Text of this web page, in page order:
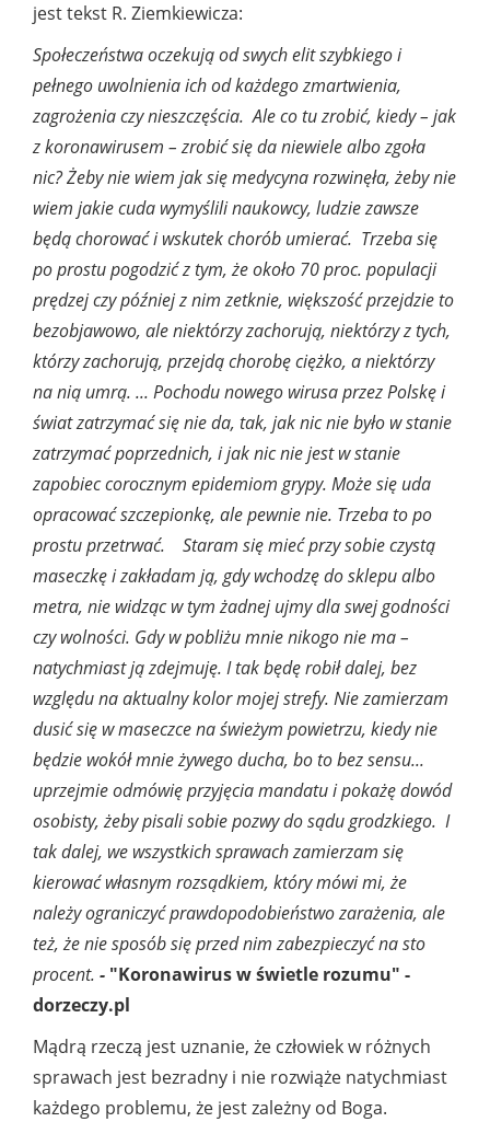
jest tekst R. Ziemkiewicza:
Społeczeństwa oczekują od swych elit szybkiego i
pełnego uwolnienia ich od każdego zmartwienia,
zagrożenia czy nieszczęścia. Ale co tu zrobić, kiedy – jak
z koronawirusem – zrobić się da niewiele albo zgoła
nic? Żeby nie wiem jak się medycyna rozwinęła, żeby nie
wiem jakie cuda wymyślili naukowcy, ludzie zawsze
będą chorować i wskutek chorób umierać. Trzeba się
po prostu pogodzić z tym, że około 70 proc. populacji
prędzej czy później z nim zetknie, większość przejdzie to
bezobjawowo, ale niektórzy zachorują, niektórzy z tych,
którzy zachorują, przejdą chorobę ciężko, a niektórzy
na nią umrą. ... Pochodu nowego wirusa przez Polskę i
świat zatrzymać się nie da, tak, jak nic nie było w stanie
zatrzymać poprzednich, i jak nic nie jest w stanie
zapobiec corocznym epidemiom grypy. Może się uda
opracować szczepionkę, ale pewnie nie. Trzeba to po
prostu przetrwać. Staram się mieć przy sobie czystą
maseczkę i zakładam ją, gdy wchodzę do sklepu albo
metra, nie widząc w tym żadnej ujmy dla swej godności
czy wolności. Gdy w pobliżu mnie nikogo nie ma –
natychmiast ją zdejmuję. I tak będę robił dalej, bez
względu na aktualny kolor mojej strefy. Nie zamierzam
dusić się w maseczce na świeżym powietrzu, kiedy nie
będzie wokół mnie żywego ducha, bo to bez sensu...
uprzejmie odmówię przyjęcia mandatu i pokażę dowód
osobisty, żeby pisali sobie pozwy do sądu grodzkiego. I
tak dalej, we wszystkich sprawach zamierzam się
kierować własnym rozsądkiem, który mówi mi, że
należy ograniczyć prawdopodobieństwo zarażenia, ale
też, że nie sposób się przed nim zabezpieczyć na sto
procent. - "Koronawirus w świetle rozumu" -
dorzeczy.pl
Mądrą rzeczą jest uznanie, że człowiek w różnych
sprawach jest bezradny i nie rozwiąże natychmiast
każdego problemu, że jest zależny od Boga.